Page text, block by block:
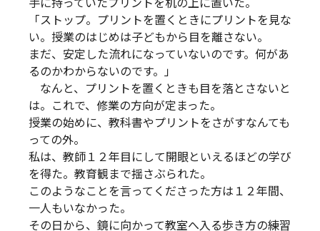
手に持っていたプリントを机の上に置いた。
「ストップ。プリントを置くときにプリントを見な
い。授業のはじめは子どもから目を離さない。
まだ、安定した流れになっていないのです。何があ
るのかわからないのです。」
なんと、プリントを置くときも目を落とさないと
は。これで、修業の方向が定まった。
授業の始めに、教科書やプリントをさがすなんても
っての外。
私は、教師１２年目にして開眼といえるほどの学び
を得た。教育観まで揺さぶられた。
このようなことを言ってくださった方は１２年間、
一人もいなかった。
その日から、鏡に向かって教室へ入る歩き方の練習